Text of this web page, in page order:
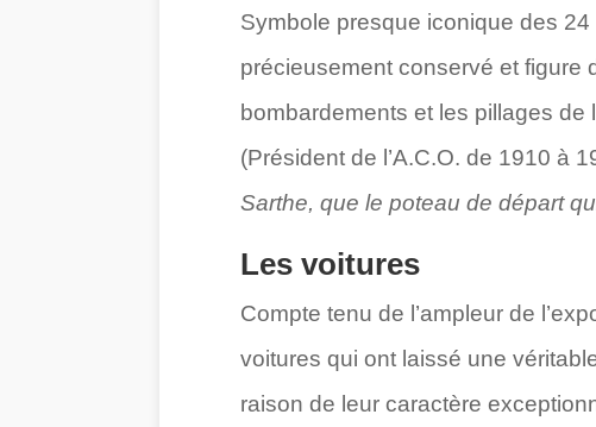
Symbole presque iconique des
précieusement conservé et figure
bombardements et les pillages
(Président de l’A.C.O. de 1910 à
Sarthe, que le poteau de départ
Les voitures
Compte tenu de l’ampleur de
voitures qui ont laissé une
raison de leur caractère